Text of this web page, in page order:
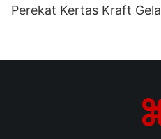
Perekat Kertas Kraft